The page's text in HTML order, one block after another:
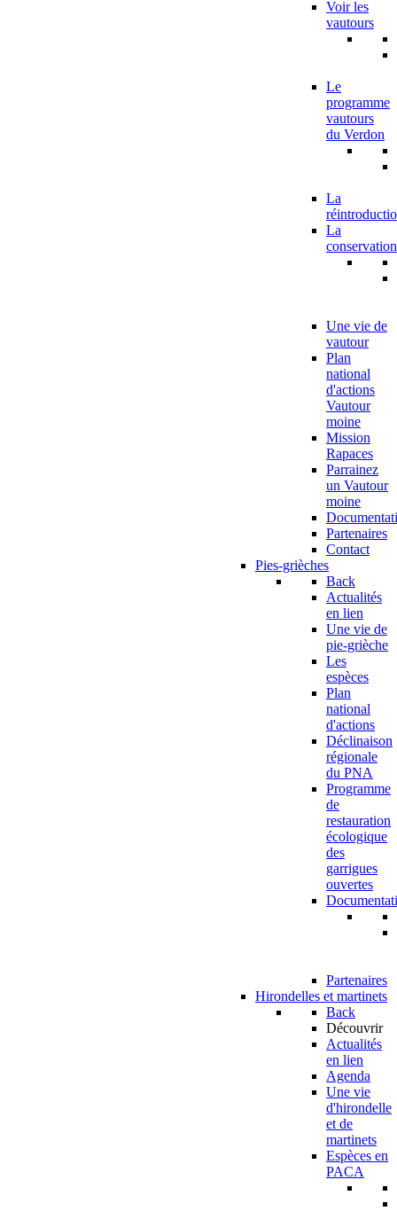
Voir les
vautours
Le
programme
vautours
du Verdon
La
La
conservation
Une vie de
vautour
Plan
national
d'actions
Vautour
moine
Mission
Rapaces
Parrainez
un Vautour
moine
Partenaires
Contact
Pies-grièches
Back
Actualités
en lien
Une vie de
pie-grièche
Les
espèces
Plan
national
d'actions
Déclinaison
régionale
du PNA
Programme
de
restauration
écologique
des
garrigues
ouvertes
Partenaires
Hirondelles et martinets
Back
Découvrir
Actualités
en lien
Agenda
Une vie
d'hirondelle
et de
martinets
Espèces en
PACA